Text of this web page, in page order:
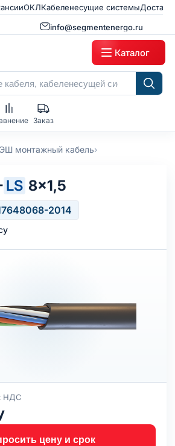
ОКЛКабеленесущие системы
info@segmentenergo.ru
Каталог
Заказ
монтажный кабель›
LS 8×1,5
2014
НДС
цену и срок